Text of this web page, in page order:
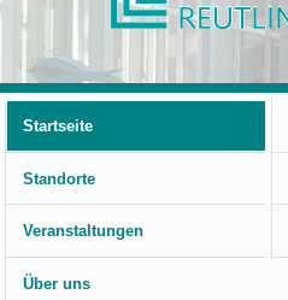
Startseite
Standorte
Veranstaltungen
Über uns